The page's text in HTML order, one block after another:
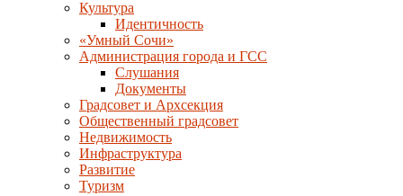
Культура
Идентичность
«Умный Сочи»
Администрация города и ГСС
Слушания
Документы
Градсовет и Архсекция
Общественный градсовет
Недвижимость
Инфраструктура
Развитие
Туризм